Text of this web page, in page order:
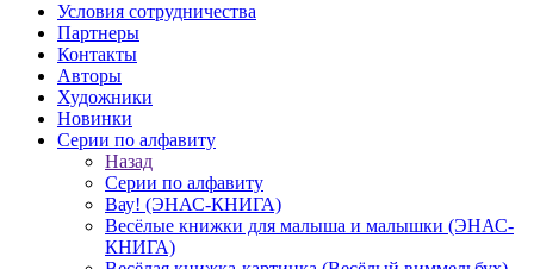
Условия сотрудничества
Партнеры
Контакты
Авторы
Художники
Новинки
Серии по алфавиту
Назад
Серии по алфавиту
Вау! (ЭНАС-КНИГА)
Весёлые книжки для малыша и малышки (ЭНАС-
КНИГА)